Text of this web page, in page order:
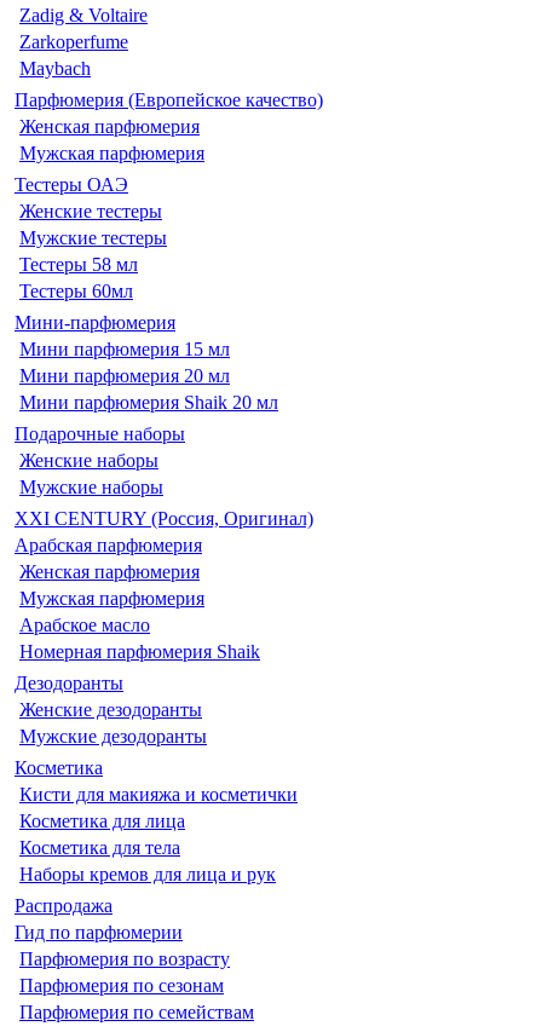
Zadig & Voltaire
Zarkoperfume
Maybach
Парфюмерия (Европейское качество)
Женская парфюмерия
Мужская парфюмерия
Тестеры ОАЭ
Женские тестеры
Мужские тестеры
Тестеры 58 мл
Тестеры 60мл
Мини-парфюмерия
Мини парфюмерия 15 мл
Мини парфюмерия 20 мл
Мини парфюмерия Shaik 20 мл
Подарочные наборы
Женские наборы
Мужские наборы
XXI CENTURY (Россия, Оригинал)
Арабская парфюмерия
Женская парфюмерия
Мужская парфюмерия
Арабское масло
Номерная парфюмерия Shaik
Дезодоранты
Женские дезодоранты
Мужские дезодоранты
Косметика
Кисти для макияжа и косметички
Косметика для лица
Косметика для тела
Наборы кремов для лица и рук
Распродажа
Гид по парфюмерии
Парфюмерия по возрасту
Парфюмерия по сезонам
Парфюмерия по семействам